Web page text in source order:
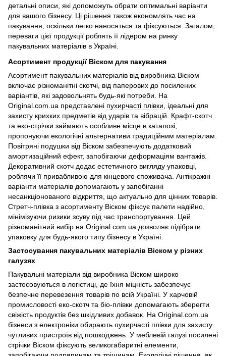
детальні описи, які допоможуть обрати оптимальні варіанти
для вашого бізнесу. Ці рішення також економлять час на
пакування, оскільки легко наносяться та фіксуються. Загалом,
переваги цієї продукції роблять її лідером на ринку
пакувальних матеріалів в Україні.
Асортимент продукції Віском для пакування
Асортимент пакувальних матеріалів від виробника Віском
включає різноманітні скотчі, від паперових до посилених
варіантів, які задовольнять будь-які потреби. На
Original.com.ua представлені пухирчасті плівки, ідеальні для
захисту крихких предметів від ударів та вібрацій. Крафт-скотч
та еко-стрічки займають особливе місце в каталозі,
пропонуючи екологічні альтернативи традиційним матеріалам.
Повітряні подушки від Віском забезпечують додатковий
амортизаційний ефект, запобігаючи деформаціям вантажів.
Декоративний скотч додає естетичного вигляду упаковці,
роблячи її привабливою для кінцевого споживача. Антікражні
варіанти матеріалів допомагають у запобіганні
несанкціонованого відкриття, що актуально для цінних товарів.
Стретч-плівка з асортименту Віском фіксує палети надійно,
мінімізуючи ризики зсуву під час транспортування. Цей
різноманітний вибір на Original.com.ua дозволяє підібрати
упаковку для будь-якого типу бізнесу в Україні.
Застосування пакувальних матеріалів Віском у різних
галузях
Пакувальні матеріали від виробника Віском широко
застосовуються в логістиці, де їхня міцність забезпечує
безпечне перевезення товарів по всій Україні. У харчовій
промисловості еко-скотч та біо-плівки допомагають зберегти
свіжість продуктів без шкідливих добавок. На Original.com.ua
бізнеси з електроніки обирають пухирчасті плівки для захисту
чутливих пристроїв від пошкоджень. У меблевій галузі посилені
стрічки Віском фіксують великогабаритні елементи,